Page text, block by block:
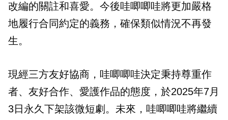
改編的關註和喜愛。今後哇唧唧哇將更加嚴格
地履行合同約定的義務，確保類似情況不再發
生。
現經三方友好協商，哇唧唧哇決定秉持尊重作
者、友好合作、愛護作品的態度，於2025年7月
3日永久下架該微短劇。未來，哇唧唧哇將繼續